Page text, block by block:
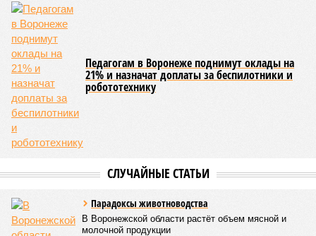
Педагогам в Воронеже поднимут оклады на
21% и назначат доплаты за беспилотники и
робототехнику
СЛУЧАЙНЫЕ СТАТЬИ
Парадоксы животноводства
В Воронежской области растёт объем мясной и
молочной продукции